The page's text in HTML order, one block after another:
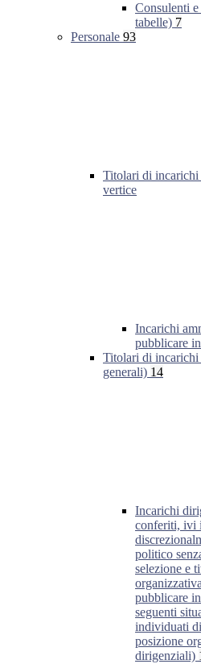
Consulenti
tabelle) 7
Personale 93
Titolari di
vertice
Incarichi
pubblicare
Titolari di
generali) 14
Incarichi
conferiti, ivi
politico
selezione e
pubblicare
seguenti
individuati
posizione
dirigenziali)